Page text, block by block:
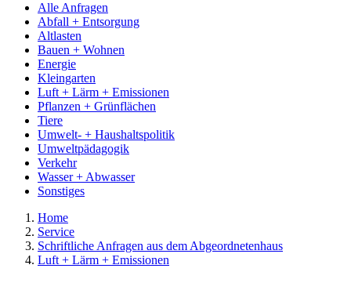
Alle Anfragen
Abfall + Entsorgung
Altlasten
Bauen + Wohnen
Energie
Kleingarten
Luft + Lärm + Emissionen
Pflanzen + Grünflächen
Tiere
Umwelt- + Haushaltspolitik
Umweltpädagogik
Verkehr
Wasser + Abwasser
Sonstiges
Home
Service
Schriftliche Anfragen aus dem Abgeordnetenhaus
Luft + Lärm + Emissionen